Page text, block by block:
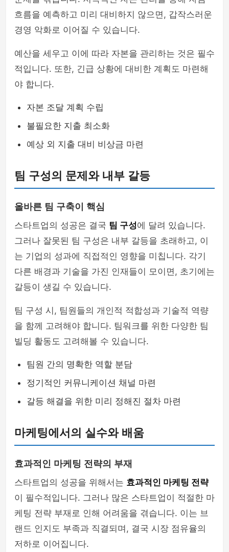
흐름을 예측하고 미리 대비하지 않으면, 갑작스러운
경영 악화로 이어질 수 있습니다.
예산을 세우고 이에 따라 자본을 관리하는 것은 필수
적입니다. 또한, 긴급 상황에 대비한 계획도 마련해
야 합니다.
자본 조달 계획 수립
불필요한 지출 최소화
예상 외 지출 대비 비상금 마련
팀 구성의 문제와 내부 갈등
올바른 팀 구축이 핵심
스타트업의 성공은 결국 팀 구성에 달려 있습니다.
그러나 잘못된 팀 구성은 내부 갈등을 초래하고, 이
는 기업의 성과에 직접적인 영향을 미칩니다. 각기
다른 배경과 기술을 가진 인재들이 모이면, 초기에는
갈등이 생길 수 있습니다.
팀 구성 시, 팀원들의 개인적 적합성과 기술적 역량
을 함께 고려해야 합니다. 팀워크를 위한 다양한 팀
빌딩 활동도 고려해볼 수 있습니다.
팀원 간의 명확한 역할 분담
정기적인 커뮤니케이션 채널 마련
갈등 해결을 위한 미리 정해진 절차 마련
마케팅에서의 실수와 배움
효과적인 마케팅 전략의 부재
스타트업의 성공을 위해서는 효과적인 마케팅 전략
이 필수적입니다. 그러나 많은 스타트업이 적절한 마
케팅 전략 부재로 인해 어려움을 겪습니다. 이는 브
랜드 인지도 부족과 직결되며, 결국 시장 점유율의
저하로 이어집니다.